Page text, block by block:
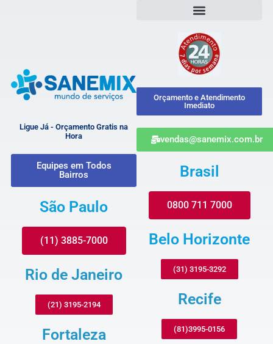
Ligue Já - Orçamento Gratis na
Hora
Equipes em Todos
Bairros
São Paulo
(11) 3885-7000
Rio de Janeiro
(21) 3195-2194
Fortaleza
Orçamento e Atendimento
Imediato
vendas@sanemix.com.br
Brasil
0800 711 7000
Belo Horizonte
(31) 3195-3292
Recife
(81)3995-0156